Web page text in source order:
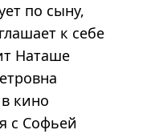
по сыну,
к себе
Наташе
кино
с Софьей